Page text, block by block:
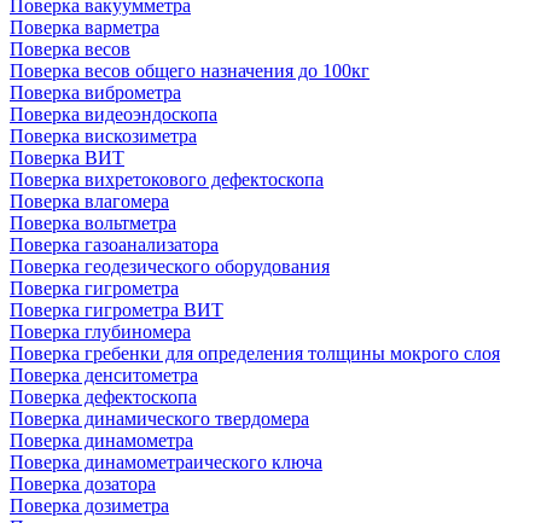
Поверка вакуумметра
Поверка варметра
Поверка весов
Поверка весов общего назначения до 100кг
Поверка виброметра
Поверка видеоэндоскопа
Поверка вискозиметра
Поверка ВИТ
Поверка вихретокового дефектоскопа
Поверка влагомера
Поверка вольтметра
Поверка газоанализатора
Поверка геодезического оборудования
Поверка гигрометра
Поверка гигрометра ВИТ
Поверка глубиномера
Поверка гребенки для определения толщины мокрого слоя
Поверка денситометра
Поверка дефектоскопа
Поверка динамического твердомера
Поверка динамометра
Поверка динамометраического ключа
Поверка дозатора
Поверка дозиметра